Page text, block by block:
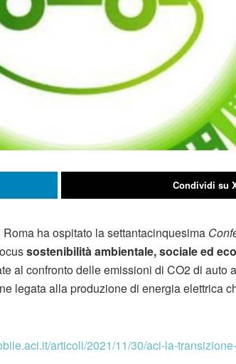
Condividi su
ha ospitato la settantacinquesima
sostenibilità ambientale, sociale ed
al confronto delle emissioni di CO2 di auto
legata alla produzione di energia elettrica
articoli/2021/11/30/aci-la-